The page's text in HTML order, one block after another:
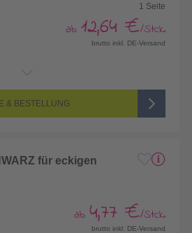
1 Seite
ab 12,64 €/Stck.
brutto inkl. DE-Versand
bedruckt, Rückseite unbedruckt)
weiß bedruckt)
& BESTELLUNG
für eckigen
ab 4,77 €/Stck.
brutto inkl. DE-Versand